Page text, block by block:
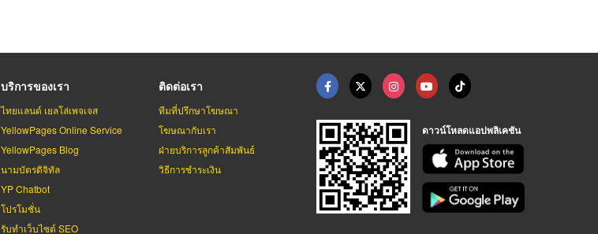
บริการของเรา
ไทยแลนด์ เยลโล่เพจเจส
YellowPages Online Service
YellowPages Blog
นามบัตรดิจิทัล
YP Chatbot
โปรโมชั่น
รับทำเว็บไซต์ SEO
ติดต่อเรา
ทีมที่ปรึกษาโฆษณา
โฆษณากับเรา
ฝ่ายบริการลูกค้าสัมพันธ์
วิธีการชำระเงิน
ดาวน์โหลดแอปพลิเคชัน